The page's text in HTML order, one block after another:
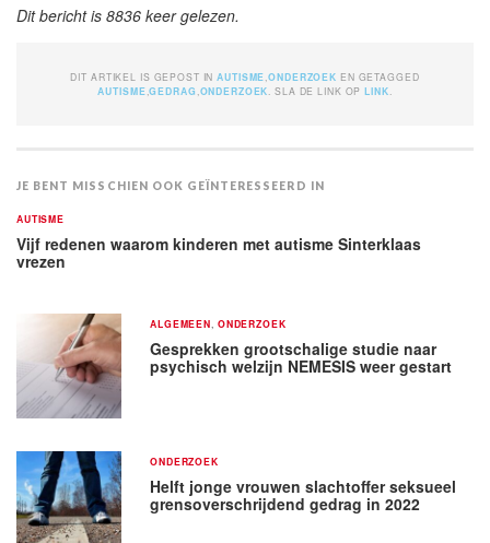
Dit bericht is 8836 keer gelezen.
DIT ARTIKEL IS GEPOST INAUTISME ,ONDERZOEK EN GETAGGED
AUTISME ,GEDRAG ONDERZOEK . SLA DE LINK OPLINK
JE BENT MISSCHIEN OOK GEÏNTERESSEERD IN
AUTISME
Vijf redenen waarom kinderen met autisme Sinterklaas
vrezen
ALGEMEEN ONDERZOEK
Gesprekken grootschalige studie naar
psychisch welzijn NEMESIS weer gestart
ONDERZOEK
Helft jonge vrouwen slachtoffer seksueel
grensoverschrijdend gedrag in 2022